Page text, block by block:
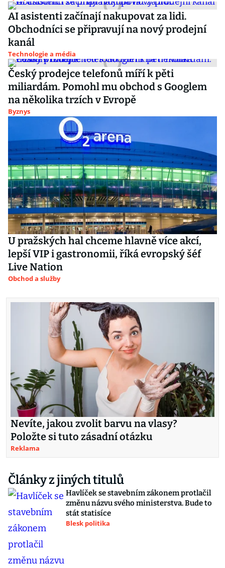
AI asistenti začínají nakupovat za lidi.
Obchodníci se připravují na nový prodejní
kanál
Technologie a média
Český prodejce telefonů míří k pěti
miliardám. Pomohl mu obchod s Googlem
na několika trzích v Evropě
Byznys
U pražských hal chceme hlavně více akcí,
lepší VIP i gastronomii, říká evropský šéf
Live Nation
Obchod a služby
Nevíte, jakou zvolit barvu na vlasy?
Položte si tuto zásadní otázku
Reklama
Články z jiných titulů
Havlíček se stavebním zákonem protlačil
změnu názvu svého ministerstva. Bude to
stát statisíce
Blesk politika